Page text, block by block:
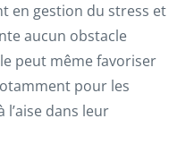
en gestion du stress et
aucun obstacle
peut même favoriser
pour les
dans leur